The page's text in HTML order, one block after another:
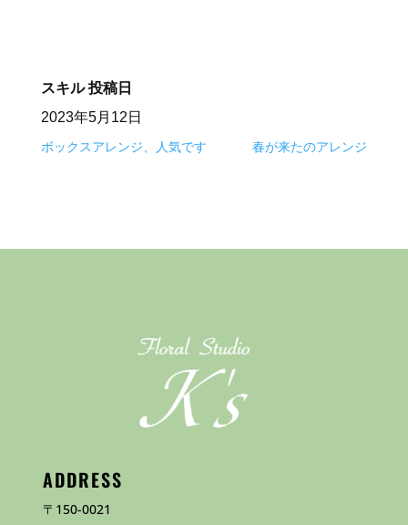
スキル 投稿日
2023年5月12日
ボックスアレンジ、人気です 春が来たのアレンジ
ADDRESS
〒150-0021